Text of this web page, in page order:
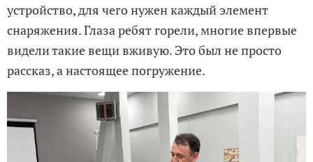
устройство, для чего нужен каждый элемент
снаряжения. Глаза ребят горели, многие впервые
видели такие вещи вживую. Это был не просто
рассказ, а настоящее погружение.